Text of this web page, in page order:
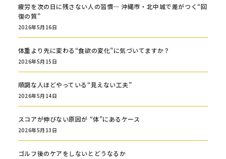
疲労を次の日に残さない人の習慣─ 沖縄市・北中城で差がつく“回
復の質”
2026年5月16日
体重より先に変わる“食欲の変化”に気づいてますか？
2026年5月15日
順調な人ほどやっている“見えない工夫”
2026年5月14日
スコアが伸びない原因が “体”にあるケース
2026年5月13日
ゴルフ後のケアをしないとどうなるか